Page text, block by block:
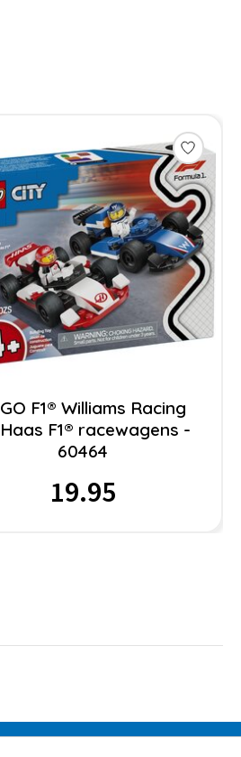
F1® Williams Racing
F1® racewagens -
60464
19.95